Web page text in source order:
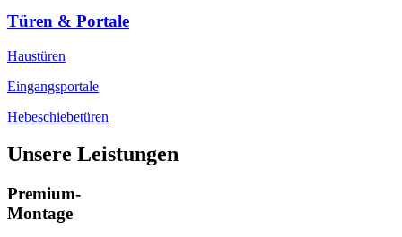
Türen & Portale
Haustüren
Eingangsportale
Hebeschiebetüren
Unsere Leistungen
Premium-
Montage